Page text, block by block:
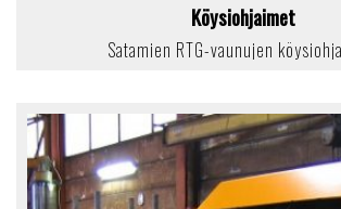
Köysiohjaimet
Satamien RTG-vaunujen